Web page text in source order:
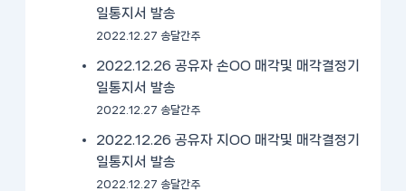
일통지서 발송
2022.12.27 송달간주
2022.12.26 공유자 손OO 매각및 매각결정기
일통지서 발송
2022.12.27 송달간주
2022.12.26 공유자 지OO 매각및 매각결정기
일통지서 발송
2022.12.27 송달간주